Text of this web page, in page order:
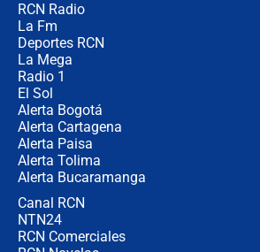
RCN Radio
La Fm
Deportes RCN
La Mega
Radio 1
El Sol
Alerta Bogotá
Alerta Cartagena
Alerta Paisa
Alerta Tolima
Alerta Bucaramanga
Canal RCN
NTN24
RCN Comerciales